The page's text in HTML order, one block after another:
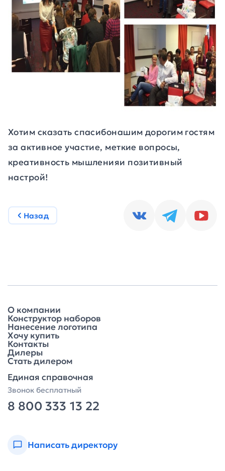
Хотим сказать спасибонашим дорогим гостям
за активное участие, меткие вопросы,
креативность мышленияи позитивный
настрой!
Назад
О компании
Конструктор наборов
Нанесение логотипа
Хочу купить
Контакты
Дилеры
Стать дилером
Единая справочная
Звонок бесплатный
8 800 333 13 22
Написать директору